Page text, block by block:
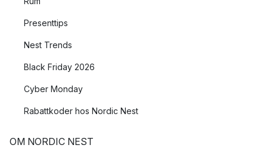
Presenttips
Nest Trends
Black Friday 2026
Cyber Monday
Rabattkoder hos Nordic Nest
OM NORDIC NEST